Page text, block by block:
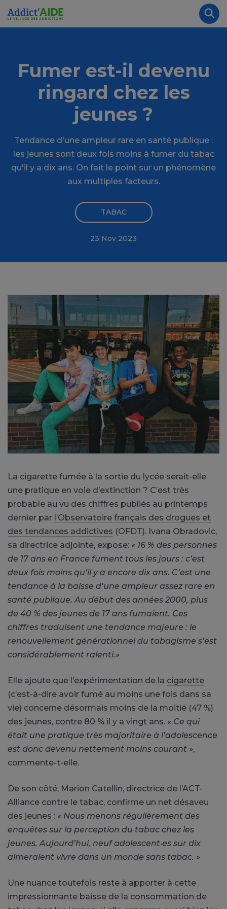
Aller au contenu principal
Fumer est-il devenu
ringard chez les
jeunes ?
Tendance d'une ampleur rare en santé publique :
les jeunes sont deux fois moins à fumer du tabac
qu'il y a dix ans. On fait le point sur un phénomène
aux multiples facteurs.
TABAC
23 Nov 2023
La cigarette fumée à la sortie du lycée serait-elle
une pratique en voie d’extinction ? C’est très
probable au vu des chiffres publiés au printemps
dernier par l’Observatoire français des drogues et
des tendances addictives (OFDT). Ivana Obradovic,
sa directrice adjointe, expose: « 16 % des personnes
de 17 ans en France fument tous les jours : c’est
deux fois moins qu’il y a encore dix ans. C’est une
tendance à la baisse d’une ampleur assez rare en
santé publique. Au début des années 2000, plus
de 40 % des jeunes de 17 ans fumaient. Ces
chiffres traduisent une tendance majeure : le
renouvellement générationnel du tabagisme s’est
considérablement ralenti.»
Elle ajoute que l’expérimentation de la cigarette
(c’est-à-dire avoir fumé au moins une fois dans sa
vie) concerne désormais moins de la moitié (47 %)
des jeunes, contre 80 % il y a vingt ans. « Ce qui
était une pratique très majoritaire à l’adolescence
est donc devenu nettement moins courant »,
commente-t-elle.
De son côté, Marion Catellin, directrice de l’ACT-
Alliance contre le tabac, confirme un net désaveu
des jeunes : « Nous menons régulièrement des
enquêtes sur la perception du tabac chez les
jeunes. Aujourd’hui, neuf adolescent·es sur dix
aimeraient vivre dans un monde sans tabac. »
Une nuance toutefois reste à apporter à cette
impressionnante baisse de la consommation de
Panneau de gestion des cookies